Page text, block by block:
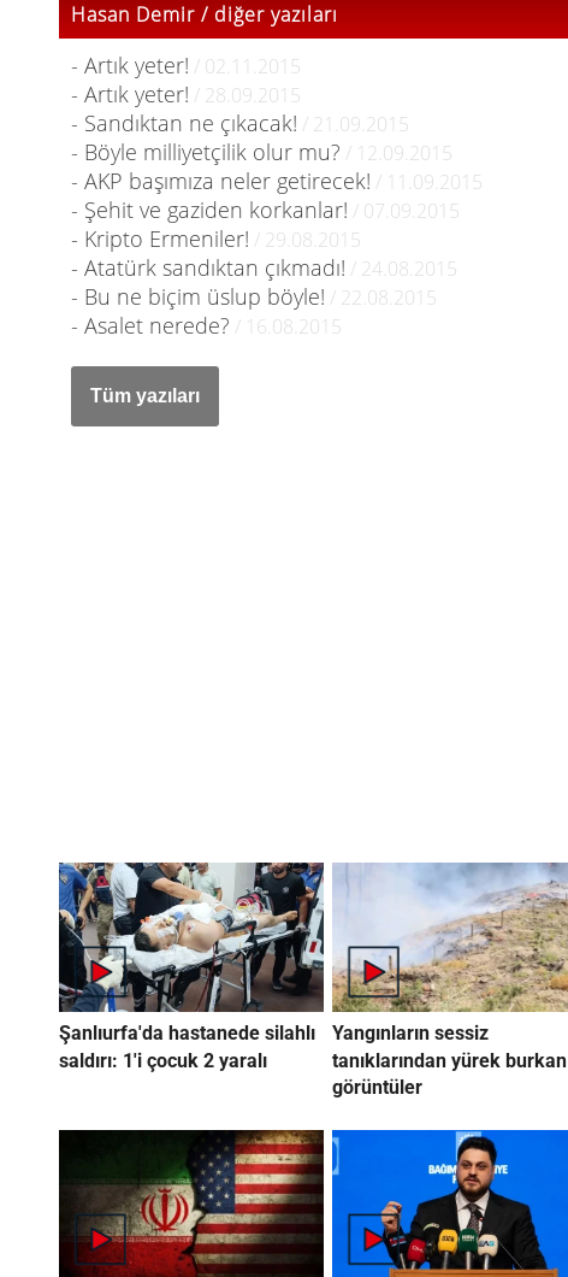
Hasan Demir / diğer yazıları
- Artık yeter! / 02.11.2015
- Artık yeter! / 28.09.2015
- Sandıktan ne çıkacak! / 21.09.2015
- Böyle milliyetçilik olur mu? / 12.09.2015
- AKP başımıza neler getirecek! / 11.09.2015
- Şehit ve gaziden korkanlar! / 07.09.2015
- Kripto Ermeniler! / 29.08.2015
- Atatürk sandıktan çıkmadı! / 24.08.2015
- Bu ne biçim üslup böyle! / 22.08.2015
- Asalet nerede? / 16.08.2015
Şanlıurfa'da hastanede silahlı
saldırı: 1'i çocuk 2 yaralı
Yangınların sessiz
tanıklarından yürek burkan
görüntüler